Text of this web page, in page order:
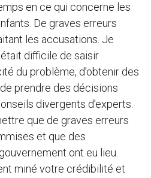
en ce qui concerne les
De graves erreurs
les accusations. Je
difficile de saisir
du problème, d’obtenir des
prendre des décisions
divergents d’experts.
que de graves erreurs
et que des
ont eu lieu.
miné votre crédibilité et